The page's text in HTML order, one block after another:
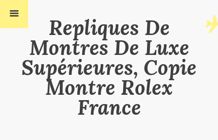
Repliques De
Montres De Luxe
Supérieures, Copie
Montre Rolex
France